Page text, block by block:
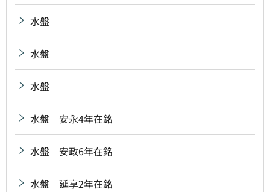
水盤
水盤
水盤
水盤 安永4年在銘
水盤 安政6年在銘
水盤 延享2年在銘